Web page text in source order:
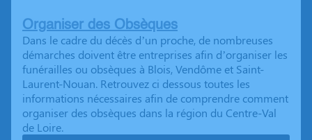
Organiser des Obsèques
Dans le cadre du décès d’un proche, de nombreuses
démarches doivent être entreprises afin d’organiser les
funérailles ou obsèques à Blois, Vendôme et Saint-
Laurent-Nouan. Retrouvez ci dessous toutes les
informations nécessaires afin de comprendre comment
organiser des obsèques dans la région du Centre-Val
de Loire.